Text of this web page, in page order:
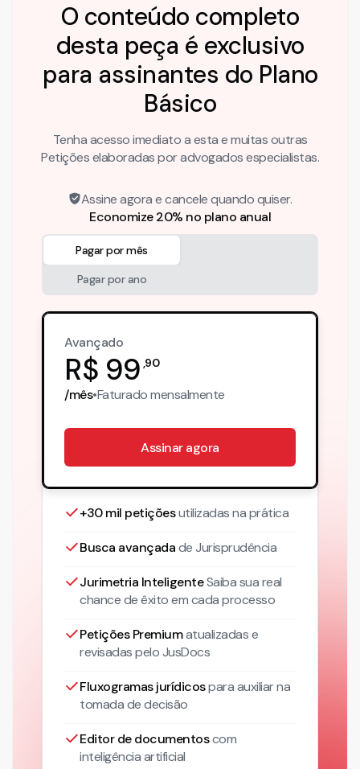
O conteúdo completo
desta peça é exclusivo
para assinantes do Plano
Básico
Tenha acesso imediato a esta e muitas outras
Petições elaboradas por advogados especialistas.
Assine agora e cancele quando quiser.
Economize 20% no plano anual
Pagar por mês
Pagar por ano
Avançado
R$ 99 ,90
/mês•Faturadomensalmente
Assinar agora
+30 mil petiçõesutilizadas na prática
Busca avançadade Jurisprudência
Jurimetria InteligenteSaiba sua real
chance de êxito em cada processo
Petições Premiumatualizadase
revisadas pelo JusDocs
Fluxogramas jurídicospara auxiliar na
tomada de decisão
Editor de documentoscom
inteligência artificial